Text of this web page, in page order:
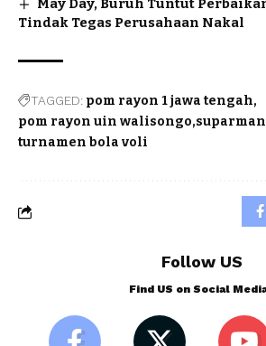
May Day, Buruh Tuntut
Tindak Tegas Perusahaan Nakal
TAGGED: pom rayon 1 jawa tengah
pom rayon uin walisongo
turnamen bola voli
Follow US
Find US on Social